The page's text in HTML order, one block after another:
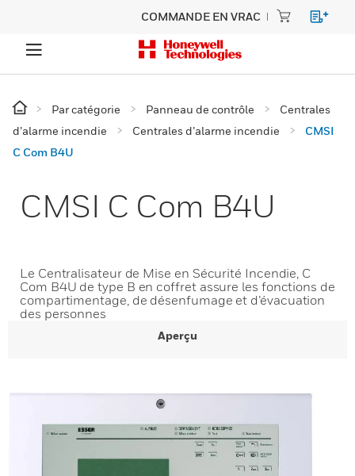
COMMANDE EN VRAC
Par catégorie Panneau de contrôle
Centrales
d’alarme incendie
Centrales d’alarme incendie
CMSI
C Com B4U
CMSI C Com B4U
Le Centralisateur de Mise en Sécurité Incendie, C
Com B4U de type B en coffret assure les fonctions de
compartimentage, de désenfumage et d’évacuation
des personnes
Aperçu